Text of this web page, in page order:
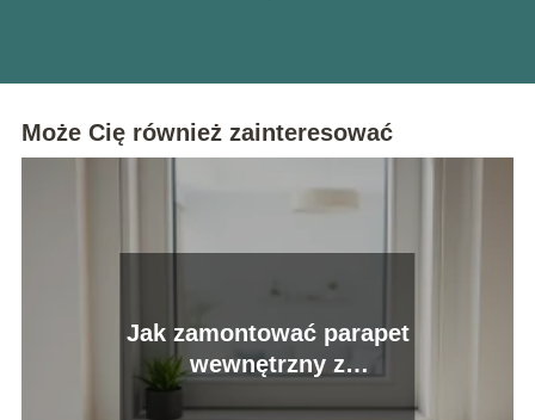
Może Cię również zainteresować
Jak zamontować parapet
wewnętrzny z